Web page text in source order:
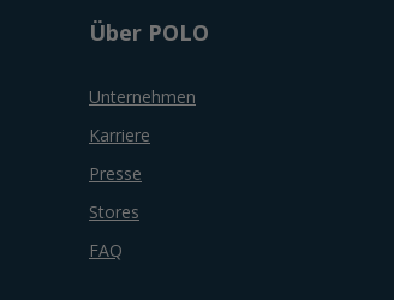
Über POLO
Unternehmen
Karriere
Presse
Stores
FAQ